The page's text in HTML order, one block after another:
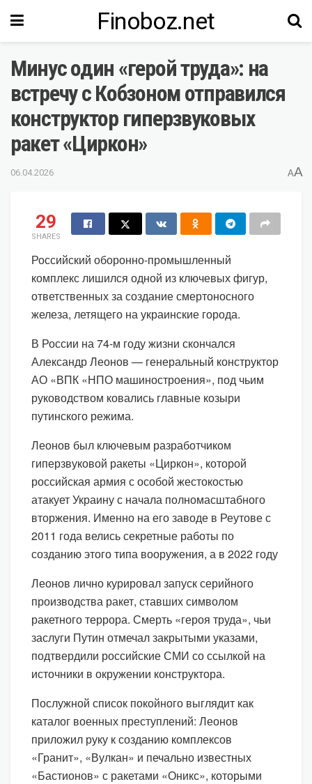
Finoboz.net
Минус один «герой труда»: на
встречу с Кобзоном отправился
конструктор гиперзвуковых
ракет «Циркон»
06.04.2026 AA
29
SHARES
Российский оборонно-промышленный
комплекс лишился одной из ключевых фигур,
ответственных за создание смертоносного
железа, летящего на украинские города.
В России на 74-м году жизни скончался
Александр Леонов — генеральный конструктор
АО «ВПК «НПО машиностроения», под чьим
руководством ковались главные козыри
путинского режима.
Леонов был ключевым разработчиком
гиперзвуковой ракеты «Циркон», которой
российская армия с особой жестокостью
атакует Украину с начала полномасштабного
вторжения. Именно на его заводе в Реутове с
2011 года велись секретные работы по
созданию этого типа вооружения, а в 2022 году
Леонов лично курировал запуск серийного
производства ракет, ставших символом
ракетного террора. Смерть «героя труда», чьи
заслуги Путин отмечал закрытыми указами,
подтвердили российские СМИ со ссылкой на
источники в окружении конструктора.
Послужной список покойного выглядит как
каталог военных преступлений: Леонов
приложил руку к созданию комплексов
«Гранит», «Вулкан» и печально известных
«Бастионов» с ракетами «Оникс», которыми